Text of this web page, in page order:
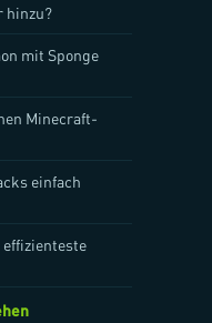
hinzu?
mit Sponge
Minecraft-
einfach
effizienteste